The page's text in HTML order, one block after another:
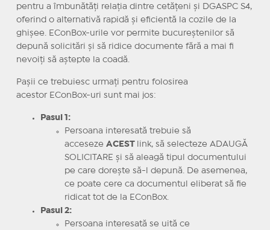
pentru a îmbunătăți relația dintre cetățeni și DGASPC S4,
oferind o alternativă rapidă și eficientă la cozile de la
ghișee. EConBox-urile vor permite bucureștenilor să
depună solicitări și să ridice documente fără a mai fi
nevoiți să aștepte la coadă.
Pașii ce trebuiesc urmați pentru folosirea
acestor EConBox-uri sunt mai jos:
Pasul 1:
Persoana interesată trebuie să
acceseze ACEST
link, să selecteze ADAUGĂ
SOLICITARE și să aleagă tipul documentului
pe care dorește să-l depună. De asemenea,
ce poate cere ca documentul eliberat să fie
ridicat tot de la EConBox.
Pasul 2:
Persoana interesată se uită ce